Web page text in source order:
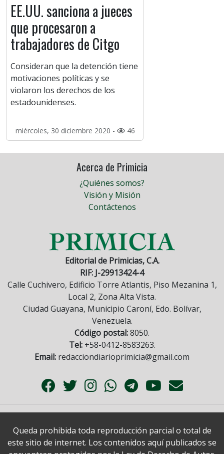
EE.UU. sanciona a jueces
que procesaron a
trabajadores de Citgo
Consideran que la detención tiene
motivaciones políticas y se
violaron los derechos de los
estadounidenses.
miércoles, 30 diciembre 2020 - 46
Acerca de Primicia
¿Quiénes somos?
Visión y Misión
Contáctenos
Editorial de Primicias, C.A.
RIF: J-29913424-4
Calle Cuchivero, Edificio Torre Atlantis, Piso Mezanina 1,
Local 2, Zona Alta Vista.
Ciudad Guayana, Municipio Caroní, Edo. Bolívar,
Venezuela.
Código postal:8050.
Tel:+58-0412-8583263.
Email: redacciondiarioprimicia@gmail.com
Queda prohibida toda reproducción parcial o total de
este sitio de internet. Los contenidos aquí publicados se